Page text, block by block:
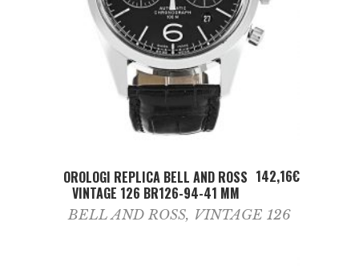
ADD TO CART
OROLOGI REPLICA BELL AND ROSS
VINTAGE 126 BR126-94-41 MM
142,16€
BELL AND ROSS, VINTAGE 126